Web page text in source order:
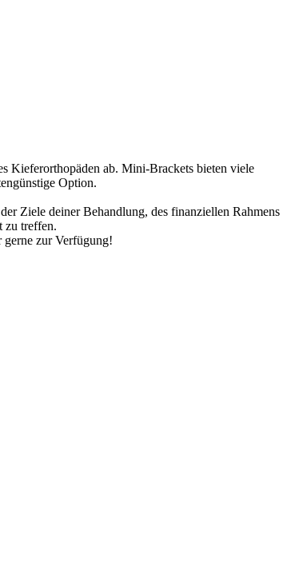
Kieferorthopäden ab. Mini-Brackets bieten viele
Option.
Ziele deiner Behandlung, des finanziellen Rahmens
zu treffen.
gerne zur Verfügung!